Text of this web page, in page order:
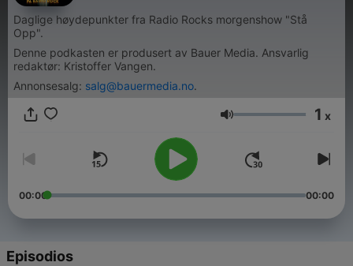
Daglige høydepunkter fra Radio Rocks morgenshow "Stå
Opp".
Denne podkasten er produsert av Bauer Media. Ansvarlig
redaktør: Kristoffer Vangen.
Annonsesalg: salg@bauermedia.no.
Volumen 1 x
00:00 00:00
Episodios